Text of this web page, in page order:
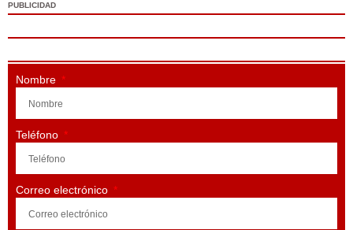
PUBLICIDAD
Nombre
Teléfono
Correo electrónico